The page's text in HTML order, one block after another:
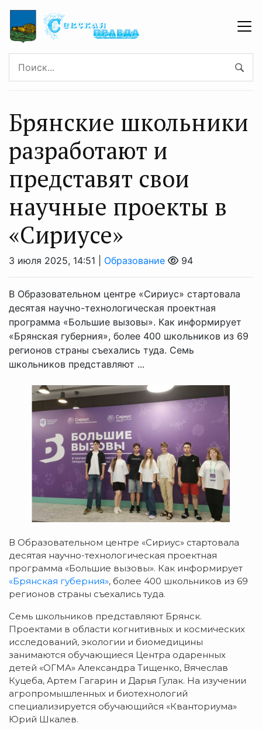
Брянские школьники
разработают и
представят свои
научные проекты в
«Сириусе»
3 июля 2025, 14:51 | Образование 94
В Образовательном центре «Сириус» стартовала
десятая научно-технологическая проектная
программа «Большие вызовы». Как информирует
«Брянская губерния», более 400 школьников из 69
регионов страны съехались туда. Семь
школьников представляют ...
В Образовательном центре «Сириус» стартовала
десятая научно-технологическая проектная
программа «Большие вызовы». Как информирует
«Брянская губерния», более 400 школьников из 69
регионов страны съехались туда.
Семь школьников представляют Брянск.
Проектами в области когнитивных и космических
исследований, экологии и биомедицины
занимаются обучающиеся Центра одаренных
детей «ОГМА» Александра Тищенко, Вячеслав
Куцеба, Артем Гагарин и Дарья Гулак. На изучении
агропромышленных и биотехнологий
специализируется обучающийся «Кванториума»
Юрий Шкалев.